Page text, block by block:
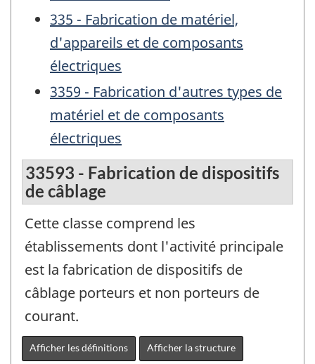
335 - Fabrication de matériel,
d'appareils et de composants
électriques
3359 - Fabrication d'autres types de
matériel et de composants
électriques
33593 - Fabrication de dispositifs
de câblage
Cette classe comprend les
établissements dont l'activité principale
est la fabrication de dispositifs de
câblage porteurs et non porteurs de
courant.
Afficher les définitions Afficher la structure